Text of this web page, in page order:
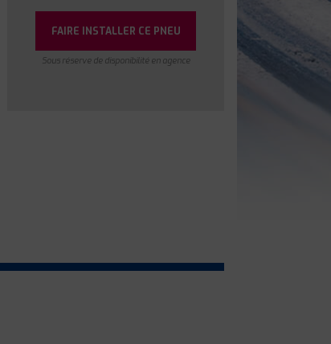
FAIRE INSTALLER CE PNEU
Sous réserve de disponibilité en agence